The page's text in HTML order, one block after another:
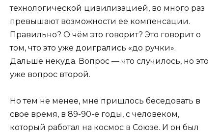
технологической цивилизацией, во много раз
превышают возможности ее компенсации.
Правильно? О чём это говорит? Это говорит о
том, что это уже доигрались «до ручки».
Дальше некуда. Вопрос — что случилось, но это
уже вопрос второй.
Но тем не менее, мне пришлось беседовать в
свое время, в 89-90-е годы, с человеком,
который работал на космос в Союзе. И он был